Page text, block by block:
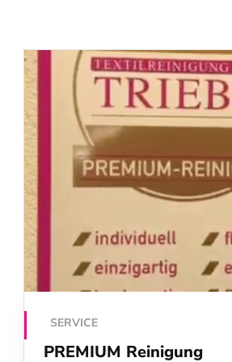
SERVICE
PREMIUM Reinigung